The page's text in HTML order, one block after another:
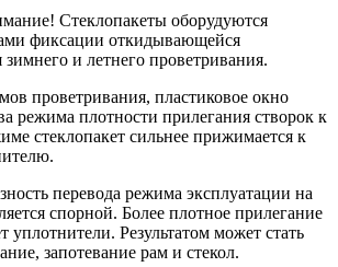
Стеклопакеты оборудуются
фиксации откидывающейся
зимнего и летнего проветривания.
проветривания, пластиковое окно
режима плотности прилегания створок к
стеклопакет сильнее прижимается к
перевода режима эксплуатации на
спорной. Более плотное прилегание
уплотнители. Результатом может стать
запотевание рам и стекол.